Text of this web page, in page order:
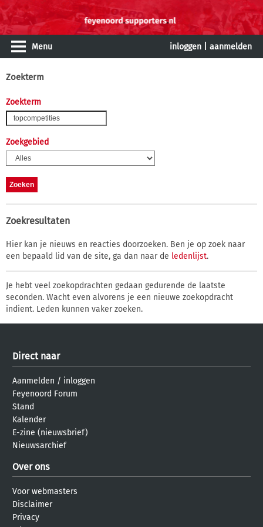
Menu inloggen aanmelden
Zoekterm
Zoekterm
Zoekgebied
Zoekresultaten
Hier kan je nieuws en reacties doorzoeken. Ben je op zoek naar
een bepaald lid van de site, ga dan naar de ledenlijst.
Je hebt veel zoekopdrachten gedaan gedurende de laatste
seconden. Wacht even alvorens je een nieuwe zoekopdracht
indient. Leden kunnen vaker zoeken.
Direct naar
Aanmelden / inloggen
Feyenoord Forum
Stand
Kalender
E-zine (nieuwsbrief)
Nieuwsarchief
Over ons
Voor webmasters
Disclaimer
Privacy